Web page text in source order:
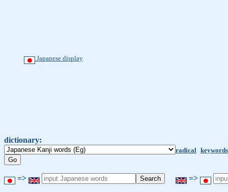
Japanese display
dictionary:
radical keywords
=> =>